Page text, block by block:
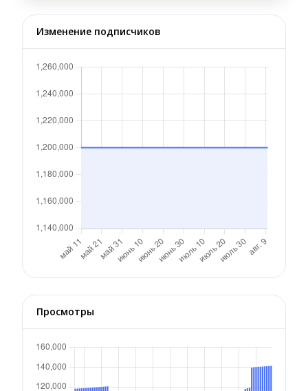
Изменение подписчиков
Просмотры